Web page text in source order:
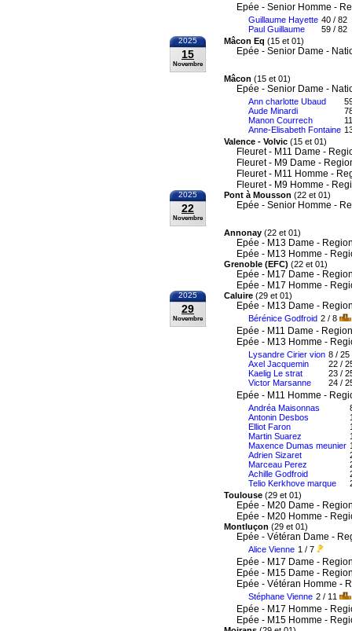
Epée - Senior Homme -
Guillaume Hayette
Paul Guillaume
40 / 82
59 / 82
2025
15
Novembre
Mâcon Eq (15 et 01)
Epée - Senior Dame -
Mâcon (15 et 01)
Epée - Senior Dame -
Ann charlotte Ubaud
Aude Minardi
Manon Courrech
Anne-Elisabeth Fontaine
Valence - Volvic (15 et 01)
Fleuret - M11 Dame -
Fleuret - M9 Dame -
Fleuret - M11 Homme -
Fleuret - M9 Homme -
2025
22
Novembre
Pont à Mousson (22 et 01)
Epée - Senior Homme -
Annonay (22 et 01)
Epée - M13 Dame -
Epée - M13 Homme -
Grenoble (EFC) (22 et 01)
Epée - M17 Dame -
Epée - M17 Homme -
2025
29
Novembre
Caluire (29 et 01)
Epée - M13 Dame -
Bérénice Godfroid 2 / 8
Epée - M11 Dame -
Epée - M13 Homme -
Lysandre Cirier vion
Axel Jacquemin
Kaelig Le strat
Victor Marsanne
8 / 25
22 /
23 /
24 /
Epée - M11 Homme -
Andréa Maisonnas
Antonin Desbos
Elliot Faron
Martin Suarez
Maxence Dumas meunier
Adrien Sizaret
Marceau Perez
Achille Godfroid
Telio Kerkhove marque
Toulouse (29 et 01)
Epée - M20 Dame -
Epée - M20 Homme -
Montluçon (29 et 01)
Epée - Vétéran Dame -
Alice Vienne 1 / 7
Epée - M17 Dame -
Epée - M15 Dame -
Epée - Vétéran Homme -
Stéphane Vienne 2 / 11
Epée - M17 Homme -
Epée - M15 Homme -